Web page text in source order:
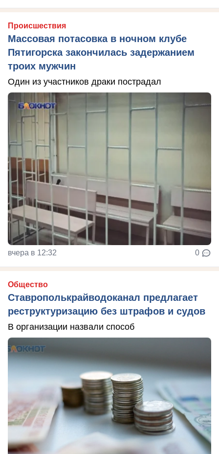
Происшествия
Массовая потасовка в ночном клубе
Пятигорска закончилась задержанием
троих мужчин
Один из участников драки пострадал
вчера в 12:32 0
Общество
Ставрополькрайводоканал предлагает
реструктуризацию без штрафов и судов
В организации назвали способ